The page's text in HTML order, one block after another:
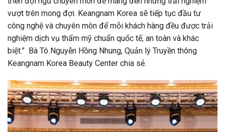
vượt trên mong đợi. Keangnam Korea sẽ tiếp tục đầu tư
công nghệ và chuyên môn để mỗi khách hàng đều được trải
nghiệm dịch vụ thẩm mỹ chuẩn quốc tế, an toàn và khác
biệt.” Bà Tô Nguyễn Hồng Nhung, Quản lý Truyền thông
Keangnam Korea Beauty Center chia sẻ.